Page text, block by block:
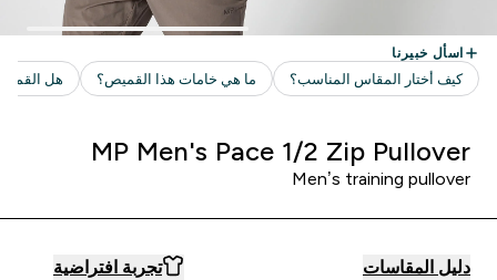
MP Men's Pace 1/2 Zip Pullover
Men’s training pullover ​
دليل المقاسات تجربة افتراضية